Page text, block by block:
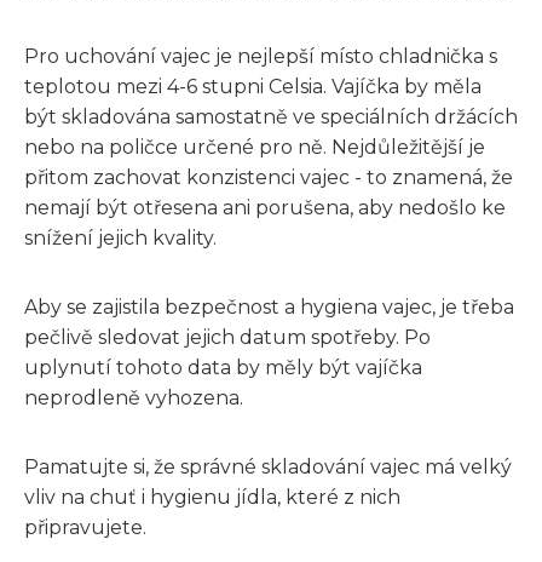
Pro uchování vajec je nejlepší místo chladnička s
teplotou mezi 4-6 stupni Celsia. Vajíčka by měla
být skladována samostatně ve speciálních držácích
nebo na poličce určené pro ně. Nejdůležitější je
přitom zachovat konzistenci vajec - to znamená, že
nemají být otřesena ani porušena, aby nedošlo ke
snížení jejich kvality.
Aby se zajistila bezpečnost a hygiena vajec, je třeba
pečlivě sledovat jejich datum spotřeby. Po
uplynutí tohoto data by měly být vajíčka
neprodleně vyhozena.
Pamatujte si, že správné skladování vajec má velký
vliv na chuť i hygienu jídla, které z nich
připravujete.